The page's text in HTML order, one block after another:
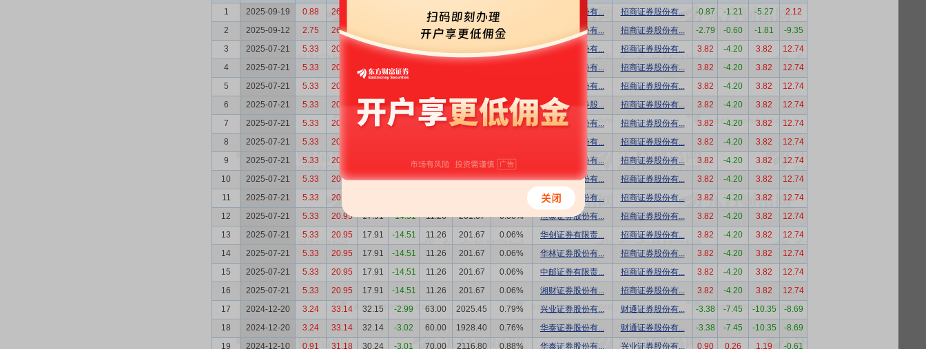
1 2025-09-19 0.88 26.36 234.83 5523.20 兴业证券股份有... 招商证券股份有... -0.87 -1.21 -5.27
2.12
2
2025-09-12 2.75 26.52 235.00 5459.05 1.36% 信达证券股份有... 招商证券股份有... -2.79 -0.60 -1.81
-9.35
3
2025-07-21 5.33 20.95 17.91 -14.51 28.15 0.16% 恒泰证券股份有... 招商证券股份有... 3.82 -4.20 3.82
12.74
4
2025-07-21 5.33 20.95 17.91 -14.51 华林证券股份有... 招商证券股份有... 3.82 -4.20 3.82
12.74
5
2025-07-21 5.33 20.95 湘财证券股份有... 招商证券股份有... 3.82 -4.20 3.82
12.74
6
2025-07-21 5.33 20.95 17.91 -14.51 22.51 403.15 0.13% 国泰海通证券股... 招商证券股份有... 3.82 -4.20 3.82
12.74
7
2025-07-21 5.33 20.95 17.91 -14.51 16.89 302.50 0.10% 东莞证券股份有... 招商证券股份有... 3.82 -4.20 3.82
12.74
8
2025-07-21 5.33 20.95 西南证券股份有... 招商证券股份有... 3.82 -4.20 3.82
12.74
9
2025-07-21 5.33 20.95 -14.51 16.89 302.50 0.10% 湘财证券股份有... 招商证券股份有... 3.82 -4.20 3.82
12.74
10
2025-07-21 5.33 20.95 17.91 -14.51 11.26 201.67 0.06% 国信证券股份有... 招商证券股份有... 3.82 -4.20 3.82
12.74
11
2025-07-21 5.33 20.95 光大证券股份有... 招商证券股份有... 3.82 -4.20 3.82
12.74
12
2025-07-21 5.33 20.95 17.91 -14.51 11.26 201.67 0.06% 恒泰证券股份有... 招商证券股份有... 3.82 -4.20 3.82
12.74
13
2025-07-21 5.33 20.95 17.91 -14.51 11.26 201.67 0.06% 华创证券有限责... 招商证券股份有... 3.82 -4.20 3.82
12.74
14
2025-07-21 5.33 20.95 17.91 -14.51 11.26 201.67 0.06% 华林证券股份有... 招商证券股份有... 3.82 -4.20 3.82
12.74
15
2025-07-21 5.33 20.95 17.91 -14.51 11.26 201.67 0.06% 中邮证券有限责... 招商证券股份有... 3.82 -4.20 3.82
12.74
16
2025-07-21 5.33 20.95 17.91 -14.51 11.26 201.67 0.06% 湘财证券股份有... 招商证券股份有... 3.82 -4.20 3.82
12.74
17
2024-12-20 3.24 33.14 32.15 -2.99 63.00 2025.45 0.79% 兴业证券股份有... 财通证券股份有... -3.38 -7.45 -10.35
-8.69
18
2024-12-20 3.24 33.14 32.14 -3.02 60.00 1928.40 0.76% 华泰证券股份有... 财通证券股份有... -3.38 -7.45 -10.35
-8.69
19
2024-12-10 0.91 31.18 30.24 -3.01 70.00 2116.80 0.88% 华泰证券股份有... 兴业证券股份有... 0.90 0.26 1.19
-0.61